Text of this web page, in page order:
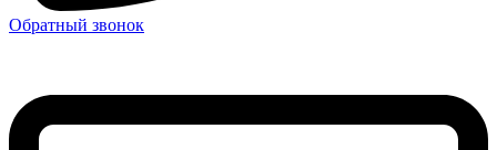
Обратный звонок